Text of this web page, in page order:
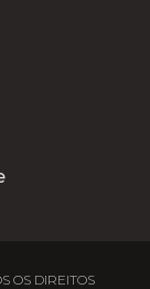
OS DIREITOS